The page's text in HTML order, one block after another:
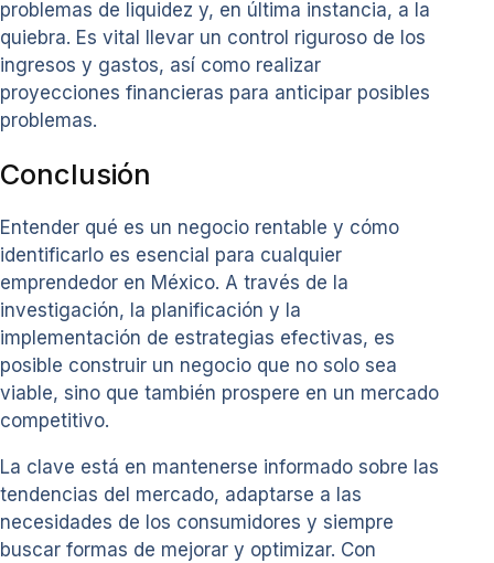
problemas de liquidez y, en última instancia, a la
quiebra. Es vital llevar un control riguroso de los
ingresos y gastos, así como realizar
proyecciones financieras para anticipar posibles
problemas.
Conclusión
Entender qué es un negocio rentable y cómo
identificarlo es esencial para cualquier
emprendedor en México. A través de la
investigación, la planificación y la
implementación de estrategias efectivas, es
posible construir un negocio que no solo sea
viable, sino que también prospere en un mercado
competitivo.
La clave está en mantenerse informado sobre las
tendencias del mercado, adaptarse a las
necesidades de los consumidores y siempre
buscar formas de mejorar y optimizar. Con